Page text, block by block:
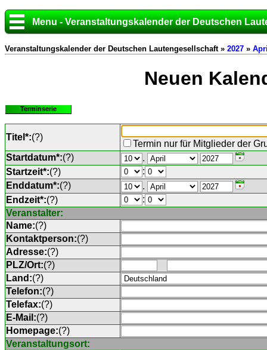
Menu - Veranstaltungskalender der Deutschen
Veranstaltungskalender der Deutschen Lautengesellschaft » 2027 »
Neuen
Terminserie
Titel*:(?)
Termin nur für Mitglieder der
Startdatum*:(?)
.
Startzeit*:(?)
:
Enddatum*:(?)
.
Endzeit*:(?)
:
Veranstalter:
Name:(?)
Kontaktperson:(?)
Adresse:(?)
PLZ/Ort:(?)
Land:(?)
Telefon:(?)
Telefax:(?)
E-Mail:(?)
Homepage:(?)
Veranstaltungsort: